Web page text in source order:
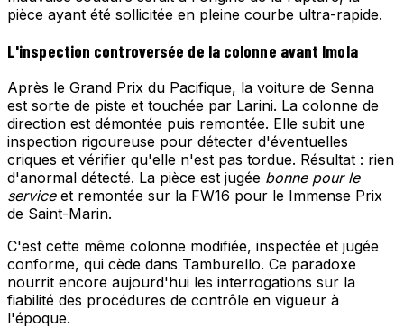
pièce ayant été sollicitée en pleine courbe ultra-rapide.
L'inspection controversée de la colonne avant Imola
Après le Grand Prix du Pacifique, la voiture de Senna
est sortie de piste et touchée par Larini. La colonne de
direction est démontée puis remontée. Elle subit une
inspection rigoureuse pour détecter d'éventuelles
criques et vérifier qu'elle n'est pas tordue. Résultat : rien
d'anormal détecté. La pièce est jugée bonne pour le
serviceet remontée sur la FW16 pour le Immense Prix
de Saint-Marin.
C'est cette même colonne modifiée, inspectée et jugée
conforme, qui cède dans Tamburello. Ce paradoxe
nourrit encore aujourd'hui les interrogations sur la
fiabilité des procédures de contrôle en vigueur à
l'époque.